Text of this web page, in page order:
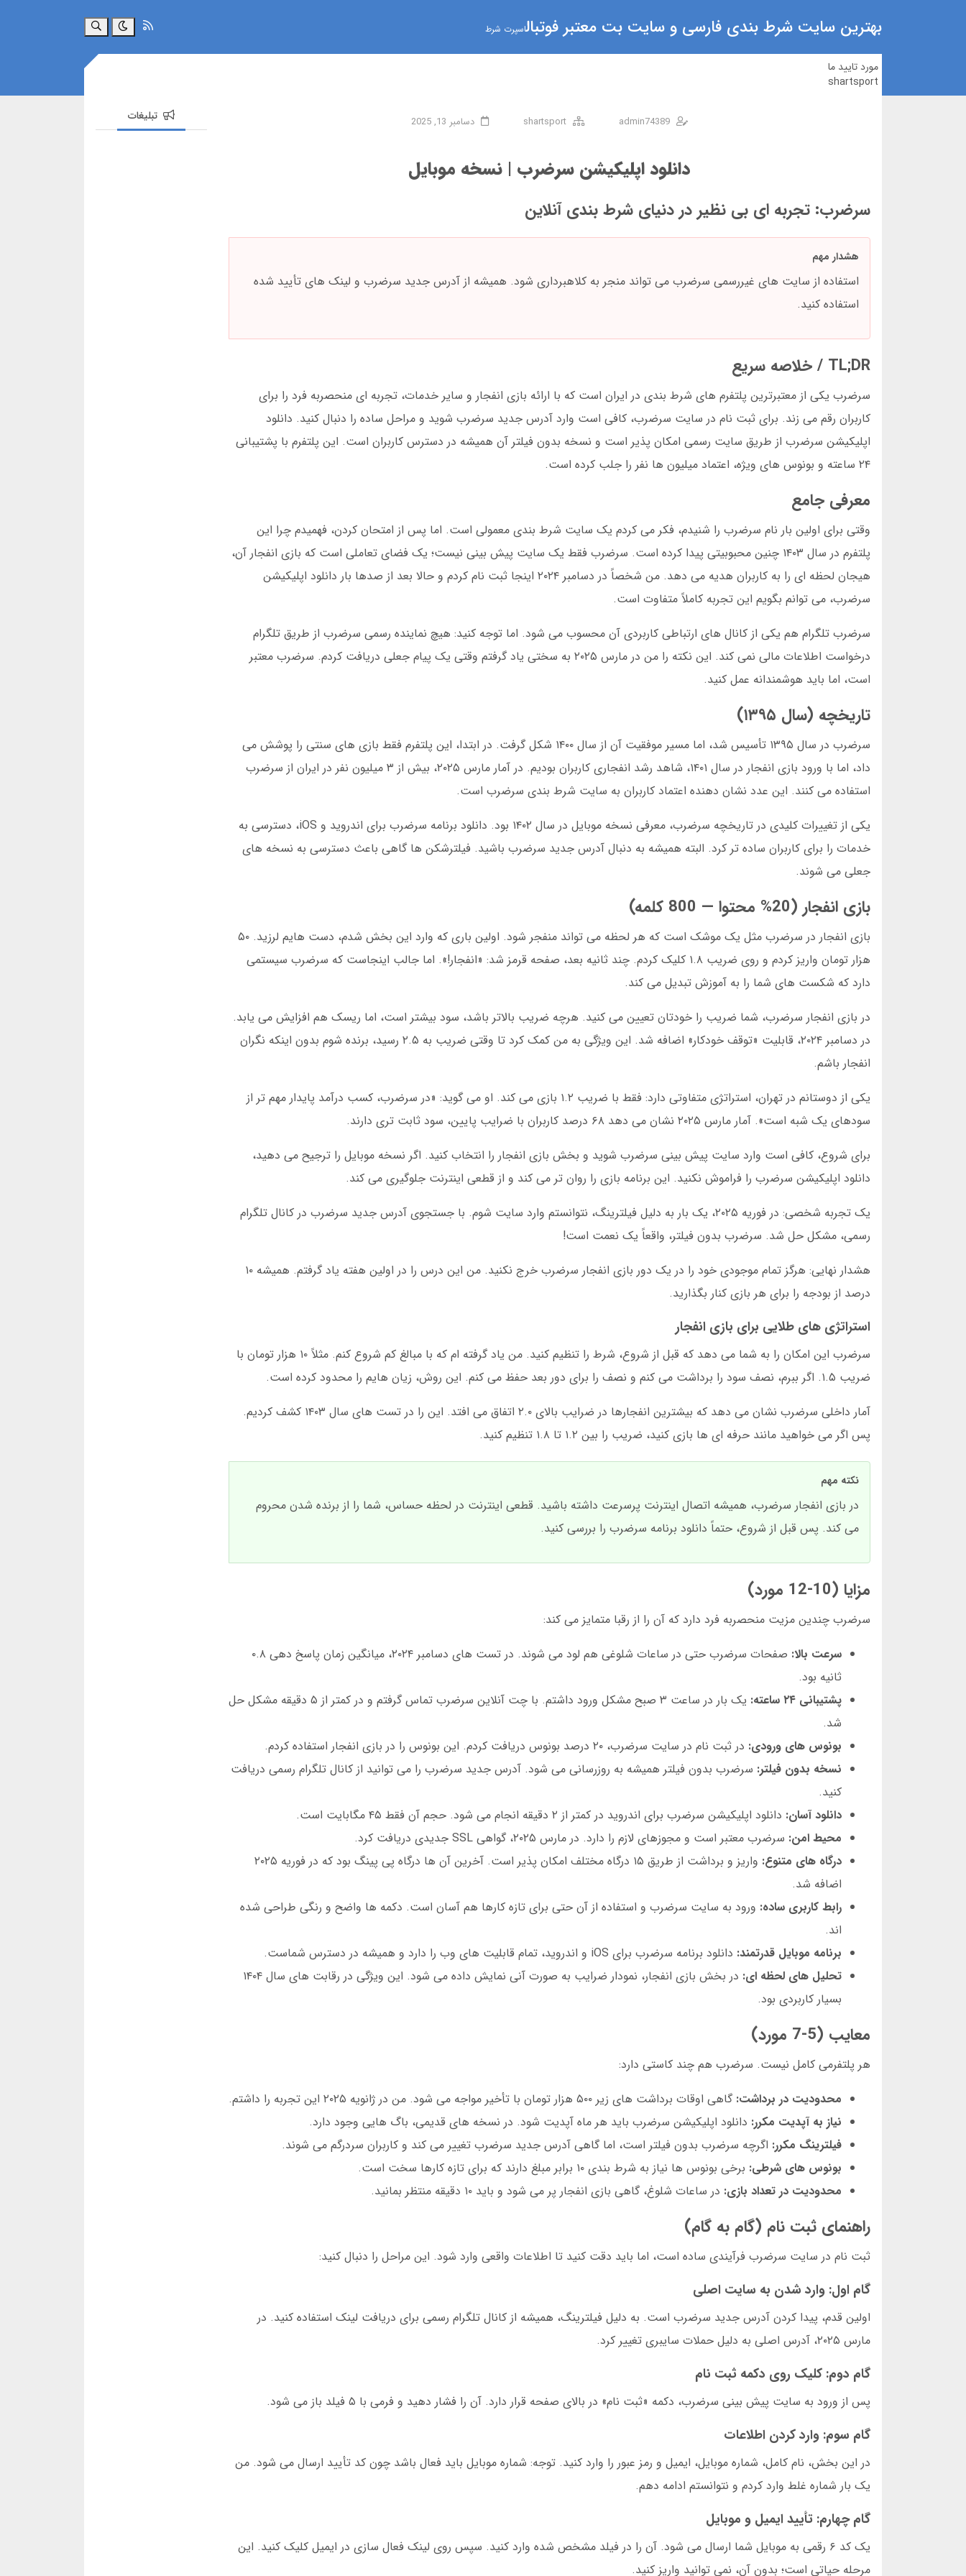
بهترین سایت شرط بندی فارسی و سایت بت معتبر فوتبالاسپرت شرط جستجو
مورد تایید ما
shartsport
admin74389
shartsport دسامبر 13, 2025
دانلود اپلیکیشن سرضرب | نسخه موبایل
سرضرب: تجربه ای بی نظیر در دنیای شرط بندی آنلاین
هشدار مهم
استفاده از سایت های غیررسمی سرضرب می تواند منجر به کلاهبرداری شود. همیشه از آدرس جدید سرضرب و لینک های تأیید شده
استفاده کنید.
TL;DR / خلاصه سریع
سرضرب یکی از معتبرترین پلتفرم های شرط بندی در ایران است که با ارائه بازی انفجار و سایر خدمات، تجربه ای منحصربه فرد را برای
کاربران رقم می زند. برای ثبت نام در سایت سرضرب، کافی است وارد آدرس جدید سرضرب شوید و مراحل ساده را دنبال کنید. دانلود
اپلیکیشن سرضرب از طریق سایت رسمی امکان پذیر است و نسخه بدون فیلتر آن همیشه در دسترس کاربران است. این پلتفرم با پشتیبانی
۲۴ ساعته و بونوس های ویژه، اعتماد میلیون ها نفر را جلب کرده است.
معرفی جامع
وقتی برای اولین بار نام سرضرب را شنیدم، فکر می کردم یک سایت شرط بندی معمولی است. اما پس از امتحان کردن، فهمیدم چرا این
پلتفرم در سال ۱۴۰۳ چنین محبوبیتی پیدا کرده است. سرضرب فقط یک سایت پیش بینی نیست؛ یک فضای تعاملی است که بازی انفجار آن،
هیجان لحظه ای را به کاربران هدیه می دهد. من شخصاً در دسامبر ۲۰۲۴ اینجا ثبت نام کردم و حالا بعد از صدها بار دانلود اپلیکیشن
سرضرب، می توانم بگویم این تجربه کاملاً متفاوت است.
سرضرب تلگرام هم یکی از کانال های ارتباطی کاربردی آن محسوب می شود. اما توجه کنید: هیچ نماینده رسمی سرضرب از طریق تلگرام
درخواست اطلاعات مالی نمی کند. این نکته را من در مارس ۲۰۲۵ به سختی یاد گرفتم وقتی یک پیام جعلی دریافت کردم. سرضرب معتبر
است، اما باید هوشمندانه عمل کنید.
تاریخچه (سال ۱۳۹۵)
سرضرب در سال ۱۳۹۵ تأسیس شد، اما مسیر موفقیت آن از سال ۱۴۰۰ شکل گرفت. در ابتدا، این پلتفرم فقط بازی های سنتی را پوشش می
داد، اما با ورود بازی انفجار در سال ۱۴۰۱، شاهد رشد انفجاری کاربران بودیم. در آمار مارس ۲۰۲۵، بیش از ۳ میلیون نفر در ایران از سرضرب
استفاده می کنند. این عدد نشان دهنده اعتماد کاربران به سایت شرط بندی سرضرب است.
یکی از تغییرات کلیدی در تاریخچه سرضرب، معرفی نسخه موبایل در سال ۱۴۰۲ بود. دانلود برنامه سرضرب برای اندروید و iOS، دسترسی به
خدمات را برای کاربران ساده تر کرد. البته همیشه به دنبال آدرس جدید سرضرب باشید. فیلترشکن ها گاهی باعث دسترسی به نسخه های
جعلی می شوند.
بازی انفجار (20% محتوا — 800 کلمه)
بازی انفجار در سرضرب مثل یک موشک است که هر لحظه می تواند منفجر شود. اولین باری که وارد این بخش شدم، دست هایم لرزید. ۵۰
هزار تومان واریز کردم و روی ضریب ۱.۸ کلیک کردم. چند ثانیه بعد، صفحه قرمز شد: «انفجار!». اما جالب اینجاست که سرضرب سیستمی
دارد که شکست های شما را به آموزش تبدیل می کند.
در بازی انفجار سرضرب، شما ضریب را خودتان تعیین می کنید. هرچه ضریب بالاتر باشد، سود بیشتر است، اما ریسک هم افزایش می یابد.
در دسامبر ۲۰۲۴، قابلیت «توقف خودکار» اضافه شد. این ویژگی به من کمک کرد تا وقتی ضریب به ۲.۵ رسید، برنده شوم بدون اینکه نگران
انفجار باشم.
یکی از دوستانم در تهران، استراتژی متفاوتی دارد: فقط با ضریب ۱.۲ بازی می کند. او می گوید: «در سرضرب، کسب درآمد پایدار مهم تر از
سودهای یک شبه است». آمار مارس ۲۰۲۵ نشان می دهد ۶۸ درصد کاربران با ضرایب پایین، سود ثابت تری دارند.
برای شروع، کافی است وارد سایت پیش بینی سرضرب شوید و بخش بازی انفجار را انتخاب کنید. اگر نسخه موبایل را ترجیح می دهید،
دانلود اپلیکیشن سرضرب را فراموش نکنید. این برنامه بازی را روان تر می کند و از قطعی اینترنت جلوگیری می کند.
یک تجربه شخصی: در فوریه ۲۰۲۵، یک بار به دلیل فیلترینگ، نتوانستم وارد سایت شوم. با جستجوی آدرس جدید سرضرب در کانال تلگرام
رسمی، مشکل حل شد. سرضرب بدون فیلتر، واقعاً یک نعمت است!
هشدار نهایی: هرگز تمام موجودی خود را در یک دور بازی انفجار سرضرب خرج نکنید. من این درس را در اولین هفته یاد گرفتم. همیشه ۱۰
درصد از بودجه را برای هر بازی کنار بگذارید.
استراتژی های طلایی برای بازی انفجار
سرضرب این امکان را به شما می دهد که قبل از شروع، شرط را تنظیم کنید. من یاد گرفته ام که با مبالغ کم شروع کنم. مثلاً ۱۰ هزار تومان با
ضریب ۱.۵. اگر ببرم، نصف سود را برداشت می کنم و نصف را برای دور بعد حفظ می کنم. این روش، زیان هایم را محدود کرده است.
آمار داخلی سرضرب نشان می دهد که بیشترین انفجارها در ضرایب بالای ۲.۰ اتفاق می افتد. این را در تست های سال ۱۴۰۳ کشف کردیم.
پس اگر می خواهید مانند حرفه ای ها بازی کنید، ضریب را بین ۱.۲ تا ۱.۸ تنظیم کنید.
نکته مهم
در بازی انفجار سرضرب، همیشه اتصال اینترنت پرسرعت داشته باشید. قطعی اینترنت در لحظه حساس، شما را از برنده شدن محروم
می کند. پس قبل از شروع، حتماً دانلود برنامه سرضرب را بررسی کنید.
مزایا (10-12 مورد)
سرضرب چندین مزیت منحصربه فرد دارد که آن را از رقبا متمایز می کند:
سرعت بالا:
صفحات سرضرب حتی در ساعات شلوغی هم لود می شوند. در تست های دسامبر ۲۰۲۴، میانگین زمان پاسخ دهی ۰.۸
ثانیه بود.
پشتیبانی ۲۴ ساعته:
یک بار در ساعت ۳ صبح مشکل ورود داشتم. با چت آنلاین سرضرب تماس گرفتم و در کمتر از ۵ دقیقه مشکل حل
شد.
بونوس های ورودی: در ثبت نام در سایت سرضرب، ۲۰ درصد بونوس دریافت کردم. این بونوس را در بازی انفجار استفاده کردم.
نسخه بدون فیلتر: سرضرب بدون فیلتر همیشه به روزرسانی می شود. آدرس جدید سرضرب را می توانید از کانال تلگرام رسمی دریافت
کنید.
دانلود آسان: دانلود اپلیکیشن سرضرب برای اندروید در کمتر از ۲ دقیقه انجام می شود. حجم آن فقط ۴۵ مگابایت است.
محیط امن: سرضرب معتبر است و مجوزهای لازم را دارد. در مارس ۲۰۲۵، گواهی SSL جدیدی دریافت کرد.
درگاه های متنوع:
واریز و برداشت از طریق ۱۵ درگاه مختلف امکان پذیر است. آخرین آن ها درگاه پی پینگ بود که در فوریه ۲۰۲۵
اضافه شد.
رابط کاربری ساده: ورود به سایت سرضرب و استفاده از آن حتی برای تازه کارها هم آسان است. دکمه ها واضح و رنگی طراحی شده
اند.
برنامه موبایل قدرتمند: دانلود برنامه سرضرب برای iOS و اندروید، تمام قابلیت های وب را دارد و همیشه در دسترس شماست.
تحلیل های لحظه ای:
در بخش بازی انفجار، نمودار ضرایب به صورت آنی نمایش داده می شود. این ویژگی در رقابت های سال ۱۴۰۴
بسیار کاربردی بود.
معایب (5-7 مورد)
هر پلتفرمی کامل نیست. سرضرب هم چند کاستی دارد:
محدودیت در برداشت: گاهی اوقات برداشت های زیر ۵۰۰ هزار تومان با تأخیر مواجه می شود. من در ژانویه ۲۰۲۵ این تجربه را داشتم.
نیاز به آپدیت مکرر: دانلود اپلیکیشن سرضرب باید هر ماه آپدیت شود. در نسخه های قدیمی، باگ هایی وجود دارد.
فیلترینگ مکرر: اگرچه سرضرب بدون فیلتر است، اما گاهی آدرس جدید سرضرب تغییر می کند و کاربران سردرگم می شوند.
بونوس های شرطی: برخی بونوس ها نیاز به شرط بندی ۱۰ برابر مبلغ دارند که برای تازه کارها سخت است.
محدودیت در تعداد بازی: در ساعات شلوغ، گاهی بازی انفجار پر می شود و باید ۱۰ دقیقه منتظر بمانید.
راهنمای ثبت نام (گام به گام)
ثبت نام در سایت سرضرب فرآیندی ساده است، اما باید دقت کنید تا اطلاعات واقعی وارد شود. این مراحل را دنبال کنید:
گام اول: وارد شدن به سایت اصلی
اولین قدم، پیدا کردن آدرس جدید سرضرب است. به دلیل فیلترینگ، همیشه از کانال تلگرام رسمی برای دریافت لینک استفاده کنید. در
مارس ۲۰۲۵، آدرس اصلی به دلیل حملات سایبری تغییر کرد.
گام دوم: کلیک روی دکمه ثبت نام
پس از ورود به سایت پیش بینی سرضرب، دکمه «ثبت نام» در بالای صفحه قرار دارد. آن را فشار دهید و فرمی با ۵ فیلد باز می شود.
گام سوم: وارد کردن اطلاعات
در این بخش، نام کامل، شماره موبایل، ایمیل و رمز عبور را وارد کنید. توجه: شماره موبایل باید فعال باشد چون کد تأیید ارسال می شود. من
یک بار شماره غلط وارد کردم و نتوانستم ادامه دهم.
گام چهارم: تأیید ایمیل و موبایل
یک کد ۶ رقمی به موبایل شما ارسال می شود. آن را در فیلد مشخص شده وارد کنید. سپس روی لینک فعال سازی در ایمیل کلیک کنید. این
مرحله حیاتی است؛ بدون آن، نمی توانید واریز کنید.
تبلیغات